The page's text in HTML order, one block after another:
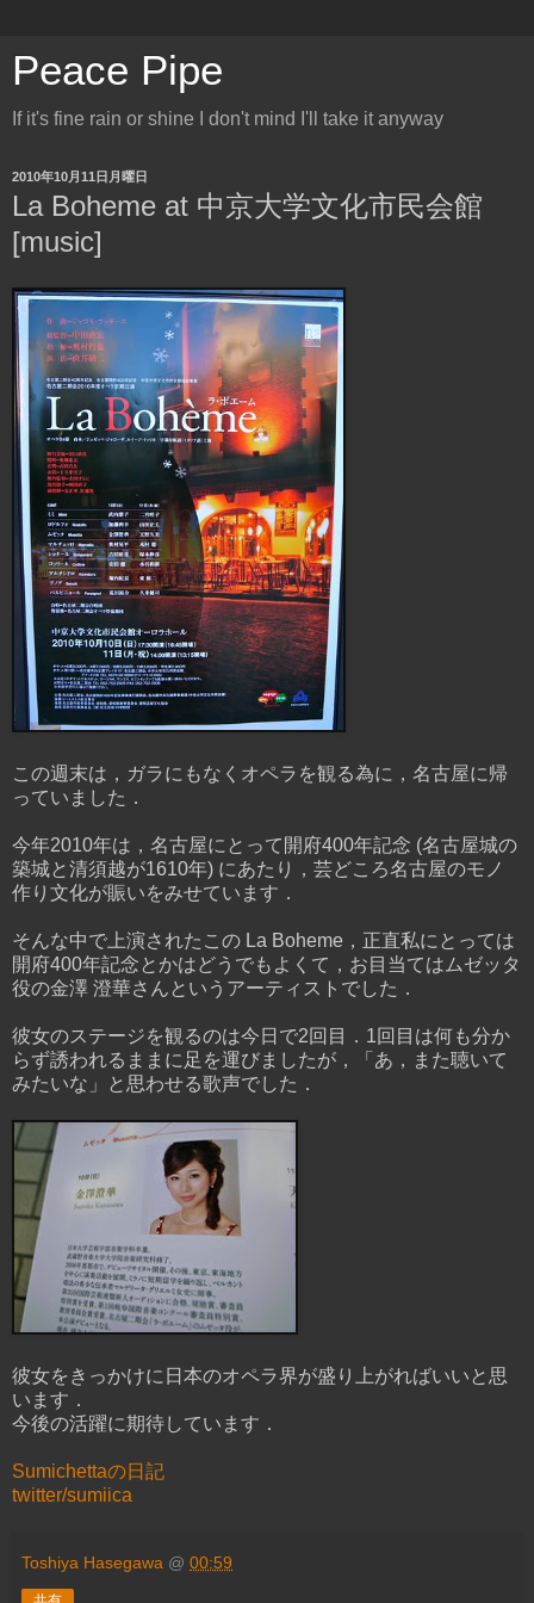
Peace Pipe
If it's fine rain or shine I don't mind I'll take it anyway
2010年10月11日月曜日
La Boheme at 中京大学文化市民会館
[music]
この週末は，ガラにもなくオペラを観る為に，名古屋に帰
っていました．
今年2010年は，名古屋にとって開府400年記念 (名古屋城の
築城と清須越が1610年) にあたり，芸どころ名古屋のモノ
作り文化が賑いをみせています．
そんな中で上演されたこの La Boheme，正直私にとっては
開府400年記念とかはどうでもよくて，お目当てはムゼッタ
役の金澤 澄華さんというアーティストでした．
彼女のステージを観るのは今日で2回目．1回目は何も分か
らず誘われるままに足を運びましたが，「あ，また聴いて
みたいな」と思わせる歌声でした．
彼女をきっかけに日本のオペラ界が盛り上がればいいと思
います．
今後の活躍に期待しています．
Sumichettaの日記
twitter/sumiica
Toshiya Hasegawa @ 00:59